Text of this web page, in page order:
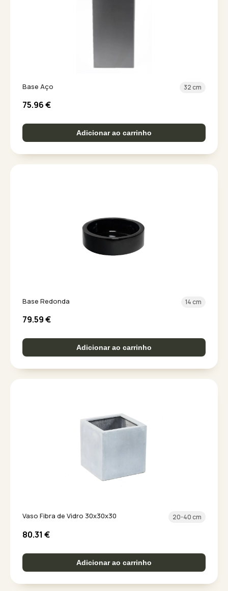
Base Aço 32 cm
75.96€
Adicionar ao carrinho
Base Redonda 14 cm
79.59€
Adicionar ao carrinho
Vaso Fibra de Vidro 30x30x30 20-40 cm
80.31 €
Adicionar ao carrinho